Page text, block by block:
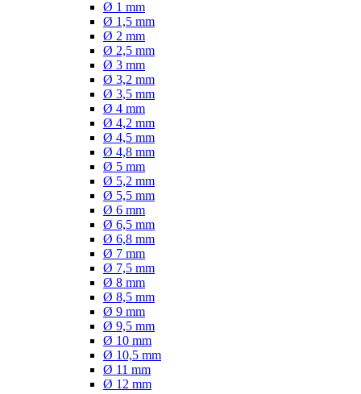
Ø 1 mm
Ø 1,5 mm
Ø 2 mm
Ø 2,5 mm
Ø 3 mm
Ø 3,2 mm
Ø 3,5 mm
Ø 4 mm
Ø 4,2 mm
Ø 4,5 mm
Ø 4,8 mm
Ø 5 mm
Ø 5,2 mm
Ø 5,5 mm
Ø 6 mm
Ø 6,5 mm
Ø 6,8 mm
Ø 7 mm
Ø 7,5 mm
Ø 8 mm
Ø 8,5 mm
Ø 9 mm
Ø 9,5 mm
Ø 10 mm
Ø 10,5 mm
Ø 11 mm
Ø 12 mm